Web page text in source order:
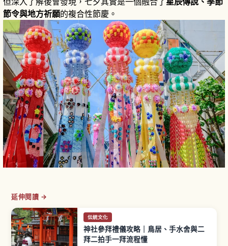
節令與地方祈願的複合性節慶。
延伸閱讀 →
伝統文化
神社參拜禮儀攻略｜鳥居、手水舍與二
拜二拍手一拜流程懂